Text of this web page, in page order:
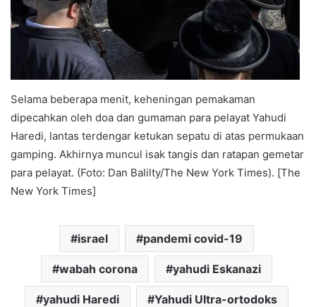
Selama beberapa menit, keheningan pemakaman
dipecahkan oleh doa dan gumaman para pelayat Yahudi
Haredi, lantas terdengar ketukan sepatu di atas permukaan
gamping. Akhirnya muncul isak tangis dan ratapan gemetar
para pelayat. (Foto: Dan Balilty/The New York Times). [The
New York Times]
israel pandemi covid-19
wabah corona yahudi Eskanazi
yahudi Haredi Yahudi Ultra-ortodoks